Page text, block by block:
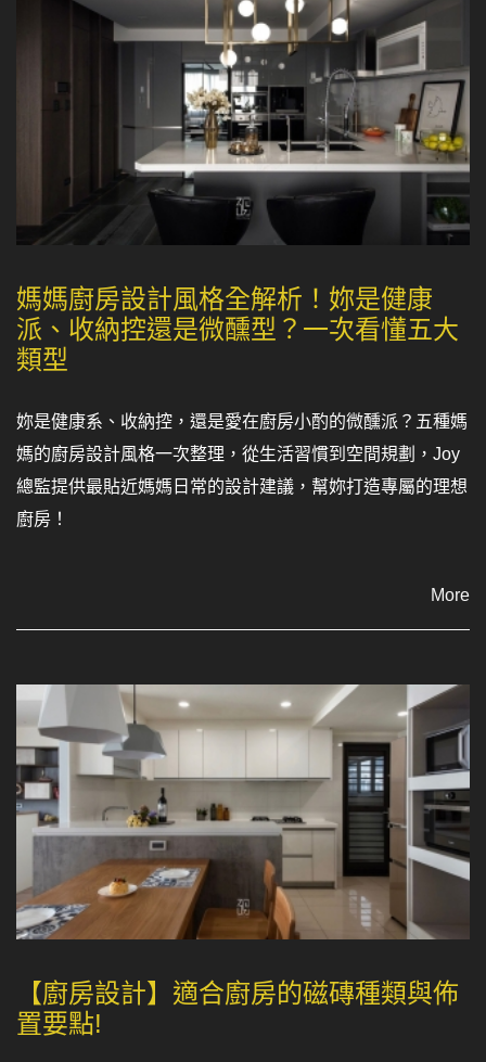
媽媽廚房設計風格全解析！妳是健康
派、收納控還是微醺型？一次看懂五大
類型
妳是健康系、收納控，還是愛在廚房小酌的微醺派？五種媽
媽的廚房設計風格一次整理，從生活習慣到空間規劃，Joy
總監提供最貼近媽媽日常的設計建議，幫妳打造專屬的理想
廚房！
More
【廚房設計】適合廚房的磁磚種類與佈
置要點!